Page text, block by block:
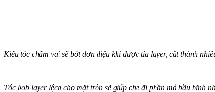
Kiểu tóc chấm vai sẽ bớt đơn điệu khi được tỉa layer, cắt thành
Tóc bob layer lệch cho mặt tròn sẽ giúp che đi phần má bầu bĩnh